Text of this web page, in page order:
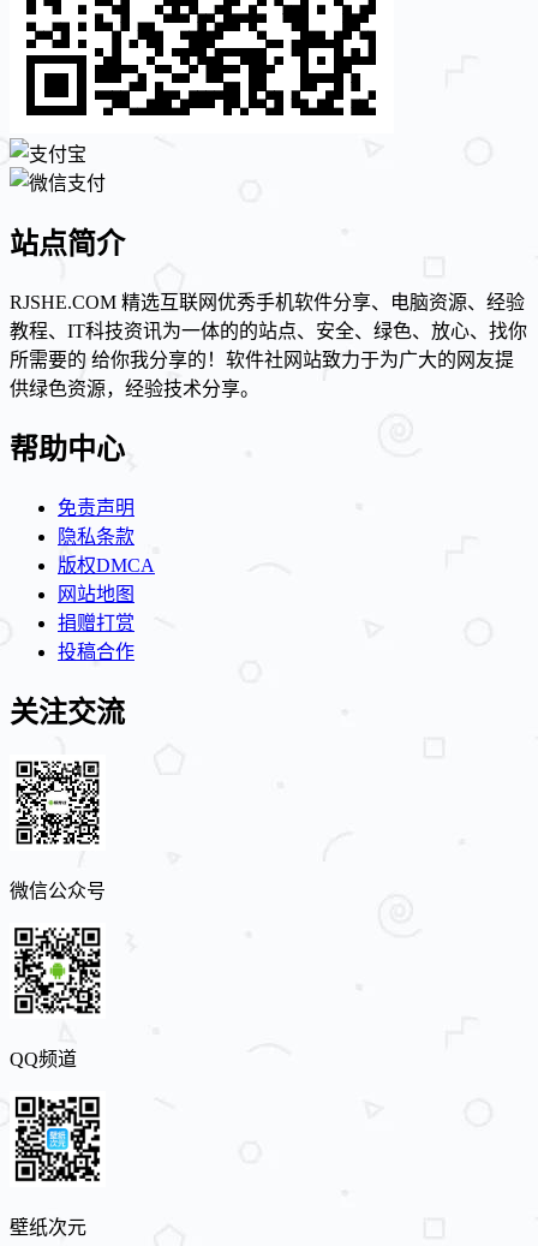
站点简介
RJSHE.COM 精选互联网优秀手机软件分享、电脑资源、经验
教程、IT科技资讯为一体的的站点、安全、绿色、放心、找你
所需要的 给你我分享的！软件社网站致力于为广大的网友提
供绿色资源，经验技术分享。
帮助中心
免责声明
隐私条款
版权DMCA
网站地图
捐赠打赏
投稿合作
关注交流
微信公众号
QQ频道
壁纸次元